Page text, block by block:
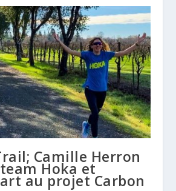
Camille Herron
Hoka et
au projet Carbon